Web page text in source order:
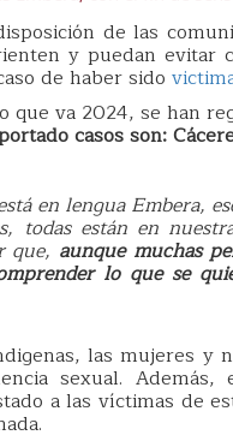
de las
y puedan evitar
de haber sido
que va 2024, se han
casos son:
en lengua Embera,
todas están en
que, aunque muchas
lo que se
las mujeres y
sexual. Además,
a las víctimas de